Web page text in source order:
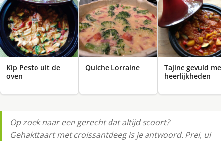
Kip Pesto uit de
oven
Quiche Lorraine
Tajine gevuld
heerlijkheden
Op zoek naar een gerecht dat altijd scoort?
Gehakttaart met croissantdeeg is je antwoord. Prei, ui